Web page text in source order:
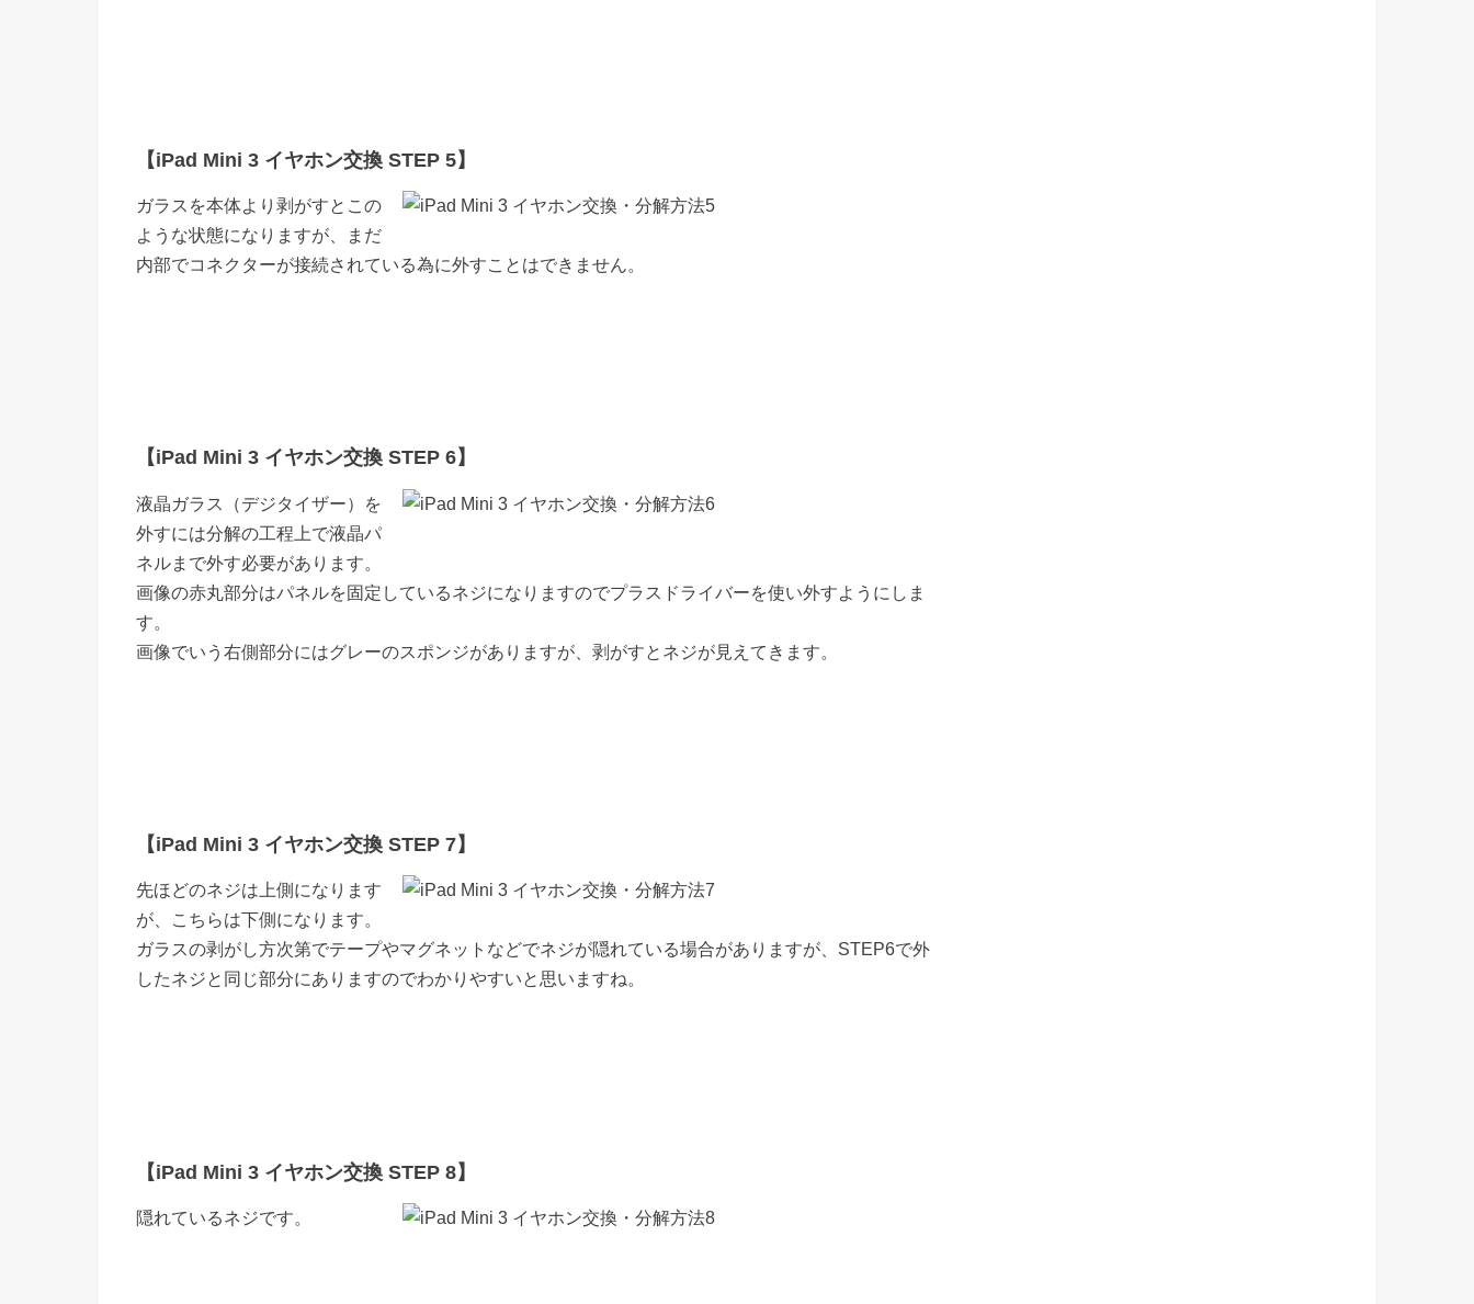
【iPad Mini 3 イヤホン交換 STEP 5】
ガラスを本体より剥がすとこの
ような状態になりますが、まだ
内部でコネクターが接続されている為に外すことはできません。
【iPad Mini 3 イヤホン交換 STEP 6】
液晶ガラス（デジタイザー）を
外すには分解の工程上で液晶パ
ネルまで外す必要があります。
画像の赤丸部分はパネルを固定しているネジになりますのでプラスドライバーを使い外すようにしま
す。
画像でいう右側部分にはグレーのスポンジがありますが、剥がすとネジが見えてきます。
【iPad Mini 3 イヤホン交換 STEP 7】
先ほどのネジは上側になります
が、こちらは下側になります。
ガラスの剥がし方次第でテープやマグネットなどでネジが隠れている場合がありますが、STEP6で外
したネジと同じ部分にありますのでわかりやすいと思いますね。
【iPad Mini 3 イヤホン交換 STEP 8】
隠れているネジです。